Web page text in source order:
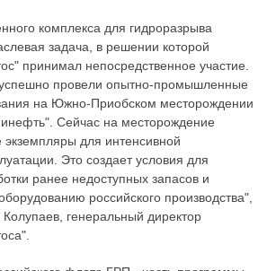
комплекса для гидроразрыва
задача, в решении которой
принимал непосредственное участие.
провели опытно-промышленные
на Южно-Приобском месторождении
Сейчас на месторождение
для интенсивной
Это создает условия для
ранее недоступных запасов и
российского производства",
генеральный директор